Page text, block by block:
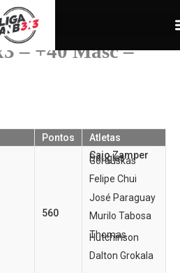
– +40 Masc –
Pontos Atletas
560
Caio Zamper
Douglas
Gorauskas
Felipe Chui
José Paraguay
Murilo Tabosa
Thomas
Hutchinson
Dalton Grokala